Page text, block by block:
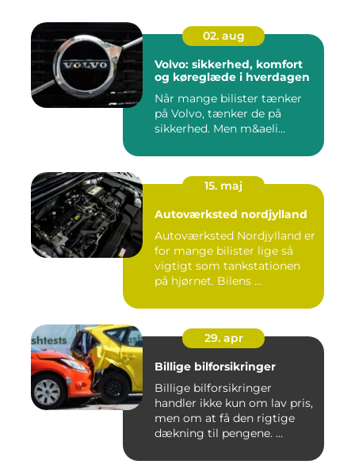
02. aug
Volvo: sikkerhed, komfort
og køreglæde i hverdagen
Når mange bilister tænker
på Volvo, tænker de på
sikkerhed. Men m&aeli...
15. maj
Autoværksted nordjylland
Autoværksted Nordjylland er
for mange bilister lige så
vigtigt som tankstationen
på hjørnet. Bilens ...
29. apr
Billige bilforsikringer
Billige bilforsikringer
handler ikke kun om lav pris,
men om at få den rigtige
dækning til pengene. ...